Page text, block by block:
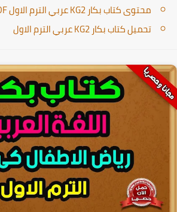
محتوى كتاب بكار KG2 عربي الترم الاول PDF
تحميل كتاب بكار KG2 عربي الترم الاول